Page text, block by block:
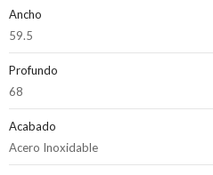
Ancho
59.5
Profundo
68
Acabado
Acero Inoxidable